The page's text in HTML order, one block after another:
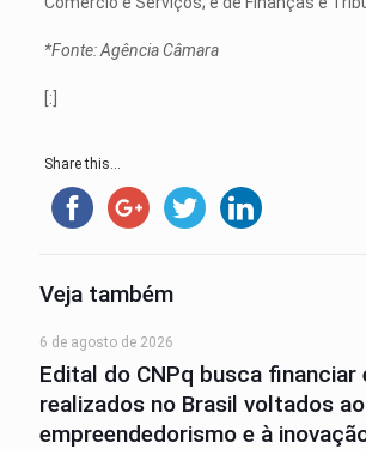
*Fonte: Agência Câmara
[:]
Share this...
Veja também
6 de agosto de 2026
Edital do CNPq busca financiar
realizados no Brasil voltados ao
empreendedorismo e à